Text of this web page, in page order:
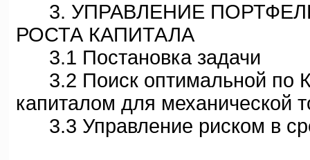
3. УПРАВЛЕНИЕ
РОСТА КАПИТАЛА
3.1 Постановка задачи
3.2 Поиск оптимальной по
капиталом для механической
3.3 Управление риском в